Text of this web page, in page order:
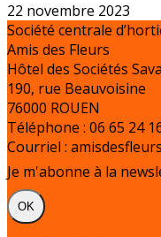
22 novembre 2023
Société centrale
Amis des Fleurs
Hôtel des Sociétés
190, rue Beauvoisine
76000 ROUEN
Téléphone : 06 65 24
Courriel :
Je m'abonne à la
OK